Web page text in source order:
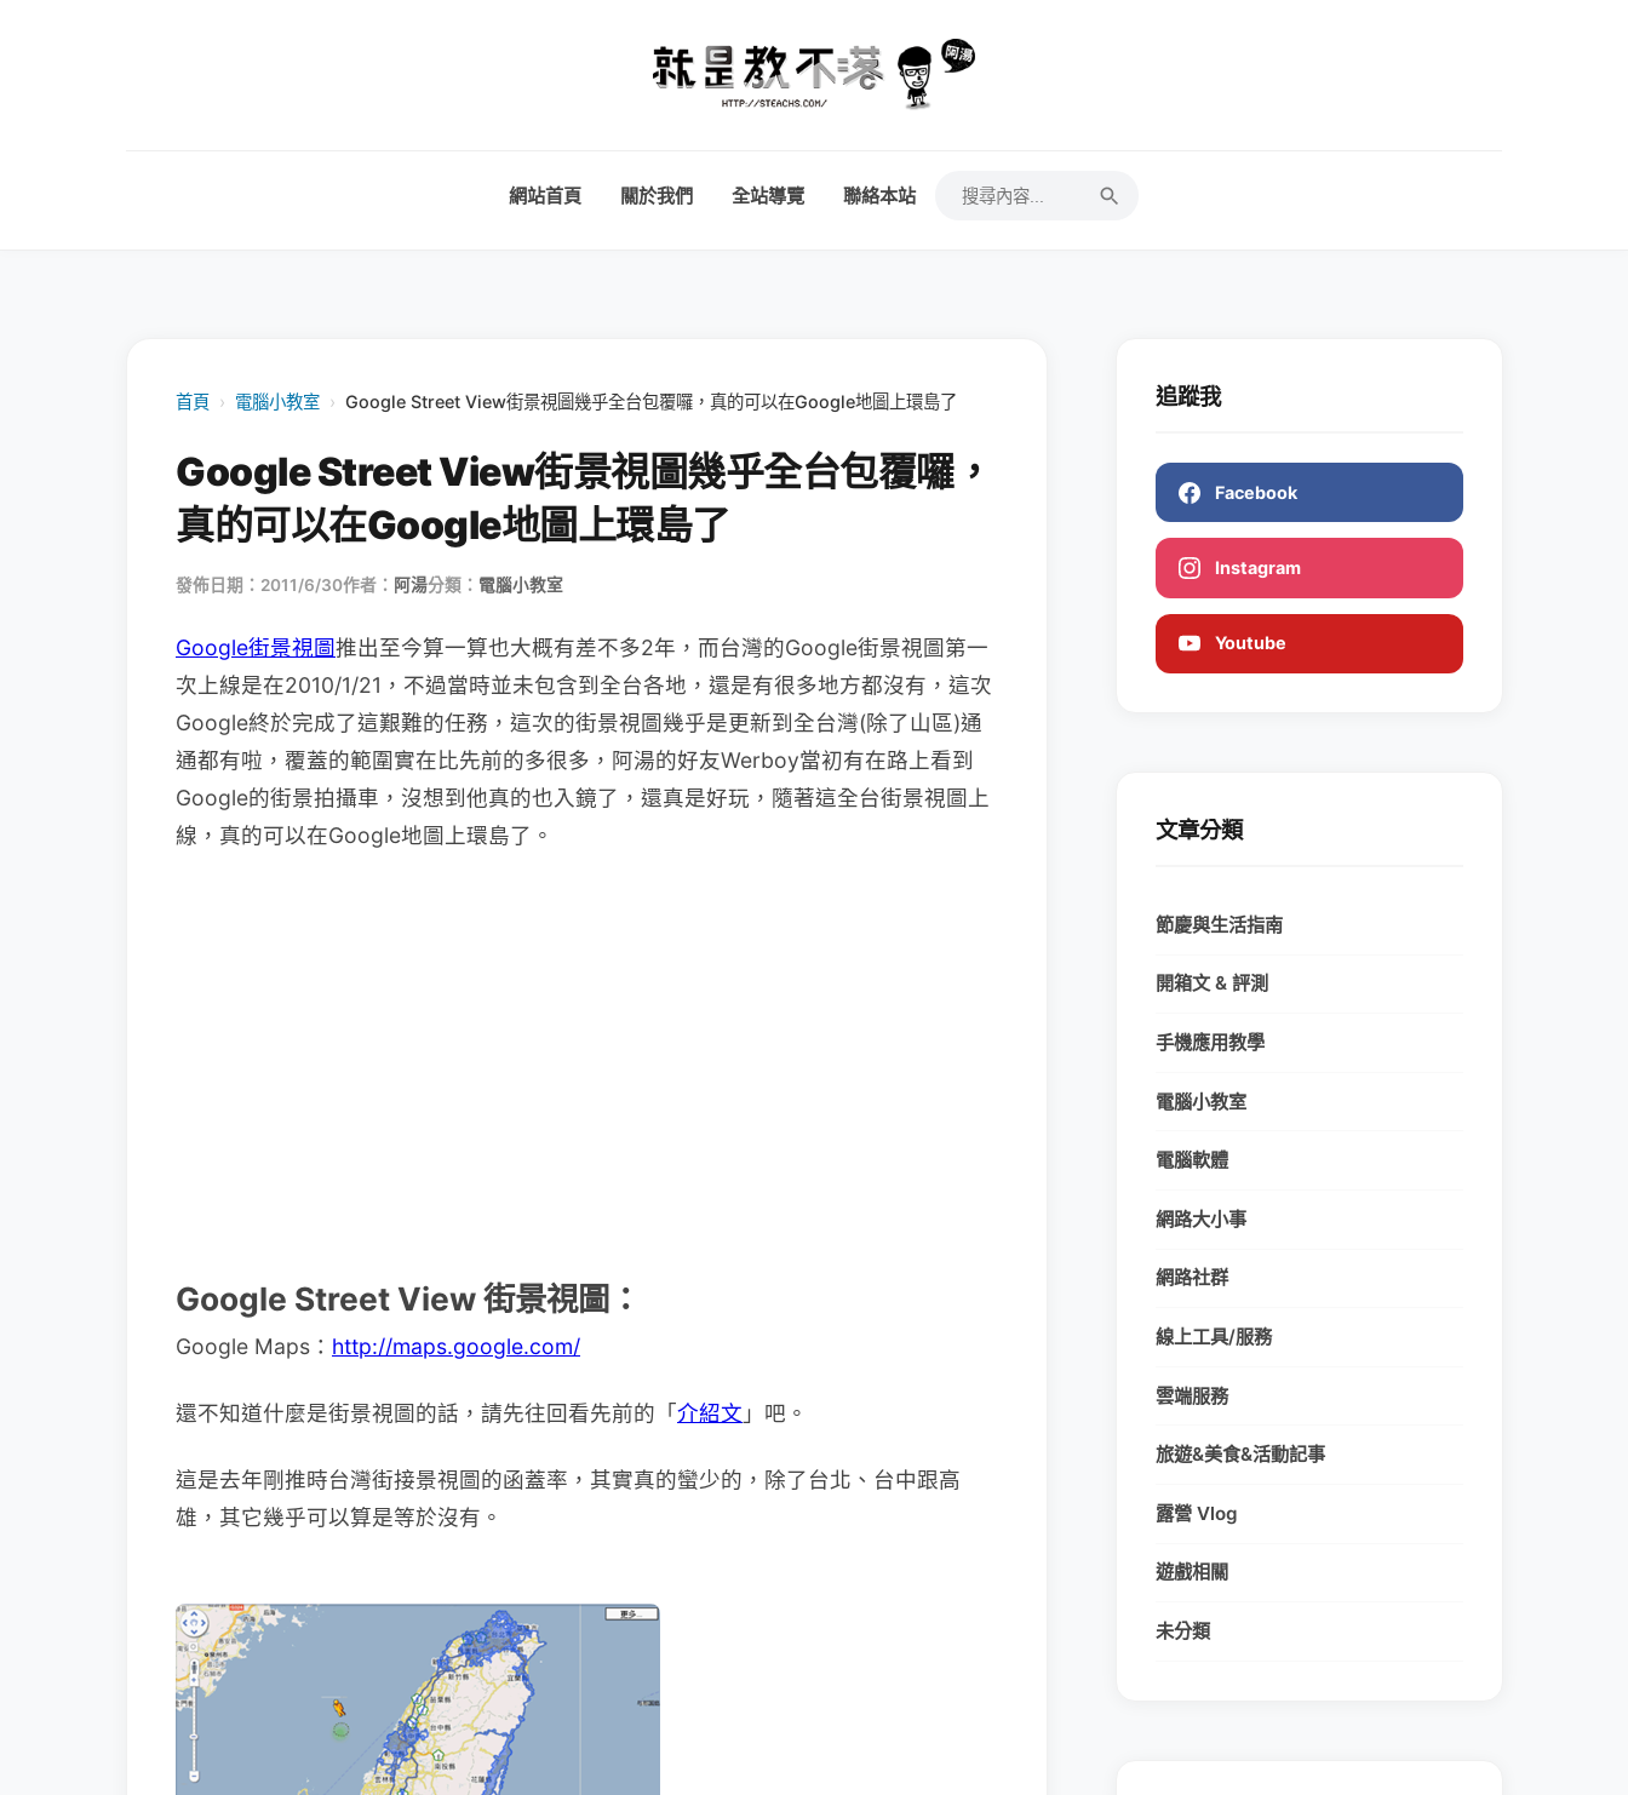
網站首頁 關於我們 全站導覽 聯絡本站
首頁 › 電腦小教室 › Google Street View街景視圖幾乎全台包覆囉，真的可以在Google地圖上環島了
Google Street View街景視圖幾乎全台包覆囉，
真的可以在Google地圖上環島了
發佈日期：2011/6/30作者： 阿湯分類： 電腦小教室
Google街景視圖推出至今算一算也大概有差不多2年，而台灣的Google街景視圖第一
次上線是在2010/1/21，不過當時並未包含到全台各地，還是有很多地方都沒有，這次
Google終於完成了這艱難的任務，這次的街景視圖幾乎是更新到全台灣(除了山區)通
通都有啦，覆蓋的範圍實在比先前的多很多，阿湯的好友Werboy當初有在路上看到
Google的街景拍攝車，沒想到他真的也入鏡了，還真是好玩，隨著這全台街景視圖上
線，真的可以在Google地圖上環島了。
Google Street View 街景視圖：
Google Maps： http://maps.google.com/
還不知道什麼是街景視圖的話，請先往回看先前的「介紹文 」吧。
這是去年剛推時台灣街接景視圖的函蓋率，其實真的蠻少的，除了台北、台中跟高
雄，其它幾乎可以算是等於沒有。
追蹤我
Facebook
Instagram
Youtube
文章分類
節慶與生活指南
開箱文 & 評測
手機應用教學
電腦小教室
電腦軟體
網路大小事
網路社群
線上工具/服務
雲端服務
旅遊&美食&活動記事
露營 Vlog
遊戲相關
未分類